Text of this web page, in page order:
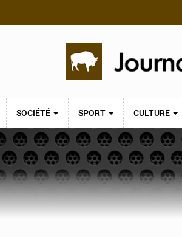
SOCIÉTÉ SPORT CULTURE